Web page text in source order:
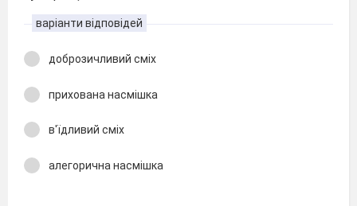
варіанти відповідей
доброзичливий сміх
прихована насмішка
в'їдливий сміх
алегорична насмішка